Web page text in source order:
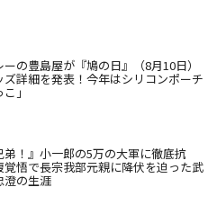
の豊島屋が『鳩の日』（8月10日）
ズ詳細を発表！今年はシリコンポーチ
」
弟！』小一郎の5万の大軍に徹底抗
覚悟で長宗我部元親に降伏を迫った武
澄の生涯